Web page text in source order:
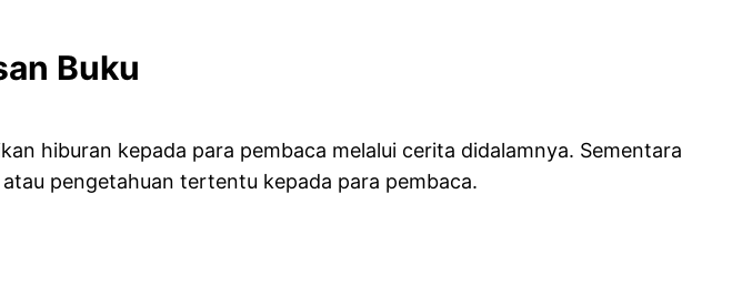
Buku
hiburan kepada para pembaca melalui cerita didalamnya. Sementara
pengetahuan tertentu kepada para pembaca.